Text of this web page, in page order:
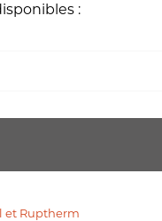
:
et Ruptherm